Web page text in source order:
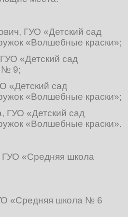
ГУО «Детский сад
«Волшебные краски»;
«Детский сад
№ 9;
«Детский сад
«Волшебные краски»;
ГУО «Детский сад
«Волшебные краски».
ГУО «Средняя школа
«Средняя школа № 6